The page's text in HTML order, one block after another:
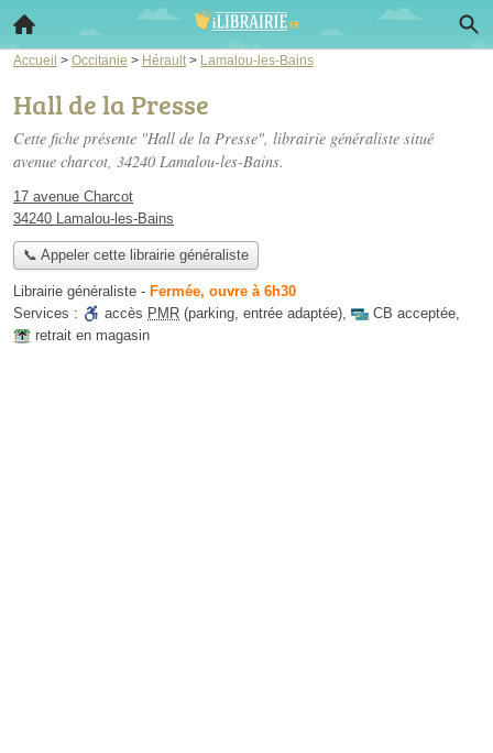
Accueil > Occitanie > Hérault > Lamalou-les-Bains
Hall de la Presse
Cette fiche présente "Hall de la Presse", librairie généraliste situé
avenue charcot, 34240 Lamalou-les-Bains.
17 avenue Charcot
34240 Lamalou-les-Bains
📞 Appeler cette librairie généraliste
Librairie généraliste - Fermée, ouvre à 6h30
Services :
accès PMR (parking, entrée adaptée), CB acceptée,
retrait en magasin